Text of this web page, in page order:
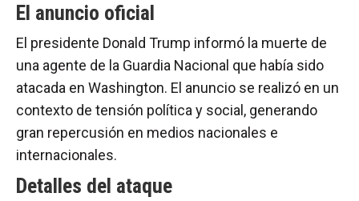
El anuncio oficial
El presidente Donald Trump informó la muerte de
una agente de la Guardia Nacional que había sido
atacada en Washington. El anuncio se realizó en un
contexto de tensión política y social, generando
gran repercusión en medios nacionales e
internacionales.
Detalles del ataque